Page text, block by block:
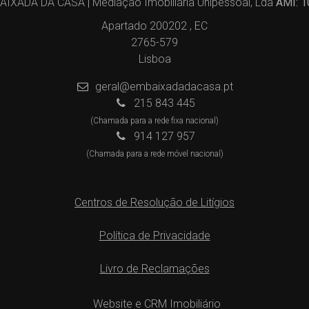
Apartado 200202 , EC
2765-579
Lisboa
geral@embaixadadacasa.pt
215 843 445
(Chamada para a rede fixa nacional)
914 127 957
(Chamada para a rede móvel nacional)
Centros de Resolução de Litígios
Política de Privacidade
Livro de Reclamações
Website e CRM Imobiliário